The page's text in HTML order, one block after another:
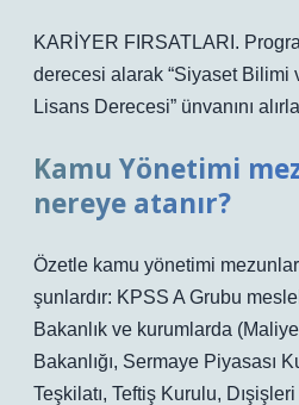
KARİYER FIRSATLARI.
derecesi alarak “Siyaset Bilimi
Lisans Derecesi” ünvanını
Kamu Yönetimi
nereye atanır?
Özetle kamu yönetimi
şunlardır: KPSS A Grubu
Bakanlık ve kurumlarda
Bakanlığı, Sermaye Piyasası
Teşkilatı, Teftiş Kurulu,